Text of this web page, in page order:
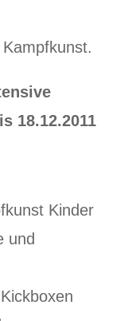
18.12.2011
Kinder
und